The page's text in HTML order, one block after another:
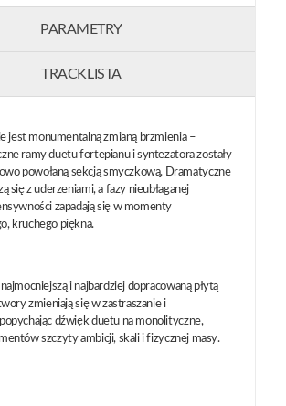
PARAMETRY
TRACKLISTA
jest monumentalną zmianą brzmienia –
ramy duetu fortepianu i syntezatora zostały
powołaną sekcją smyczkową. Dramatyczne
się z uderzeniami, a fazy nieubłaganej
zapadają się w momenty
kruchego piękna.
najmocniejszą i najbardziej dopracowaną płytą
zmieniają się w zastraszanie i
dźwięk duetu na monolityczne,
szczyty ambicji, skali i fizycznej masy.